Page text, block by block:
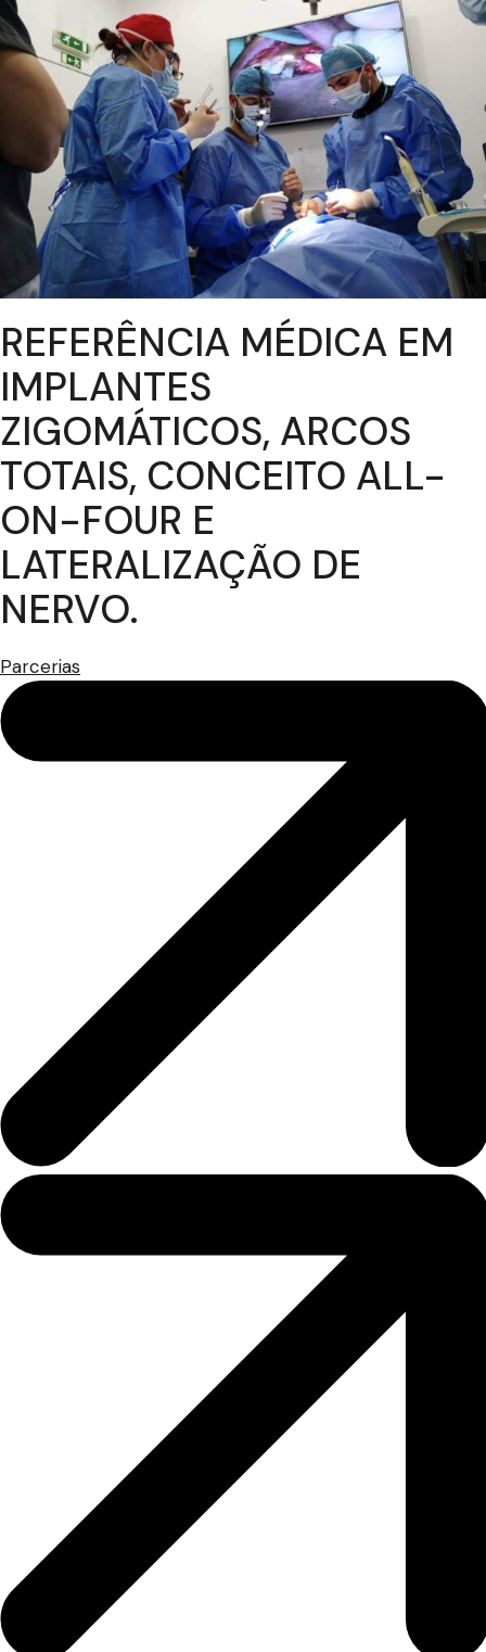
REFERÊNCIA MÉDICA EM
IMPLANTES
ZIGOMÁTICOS, ARCOS
TOTAIS, CONCEITO ALL-
ON-FOUR E
LATERALIZAÇÃO DE
NERVO.
Parcerias